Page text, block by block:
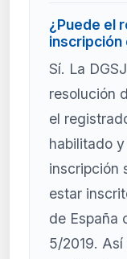
¿Puede el
inscripción
Sí. La
resolución
el
habilitado
inscripción
estar
de España
5/2019.